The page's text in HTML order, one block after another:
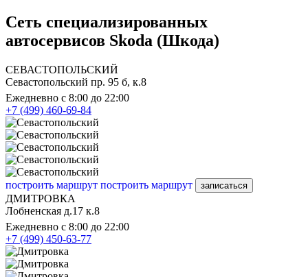
Сеть специализированных
автосервисов Skoda (Шкода)
СЕВАСТОПОЛЬСКИЙ
Севастопольский пр. 95 б, к.8
Ежедневно с 8:00 до 22:00
+7 (499) 460-69-84
построить маршрут построить маршрут записаться
ДМИТРОВКА
Лобненская д.17 к.8
Ежедневно с 8:00 до 22:00
+7 (499) 450-63-77